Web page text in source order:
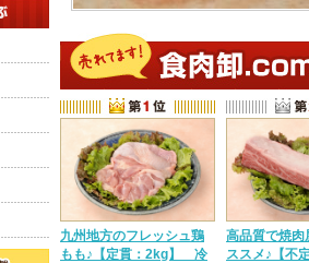
九州地方のフレッシュ鶏
もも♪【定貫：2kg】 冷
高品質で焼肉
ススメ♪【不